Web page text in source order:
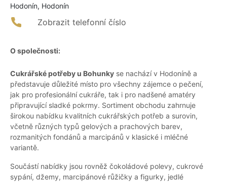
Hodonín, Hodonín
Zobrazit telefonní číslo
O společnosti:
Cukrářské potřeby u Bohunky se nachází v Hodoníně a
představuje důležité místo pro všechny zájemce o pečení,
jak pro profesionální cukráře, tak i pro nadšené amatéry
připravující sladké pokrmy. Sortiment obchodu zahrnuje
širokou nabídku kvalitních cukrářských potřeb a surovin,
včetně různých typů gelových a prachových barev,
rozmanitých fondánů a marcipánů v klasické i mléčné
variantě.
Součástí nabídky jsou rovněž čokoládové polevy, cukrové
sypání, džemy, marcipánové růžičky a figurky, jedlé